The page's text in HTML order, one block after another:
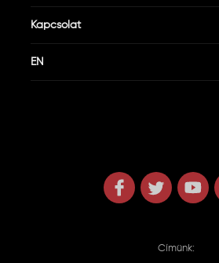
Kapcsolat
EN
Címünk: